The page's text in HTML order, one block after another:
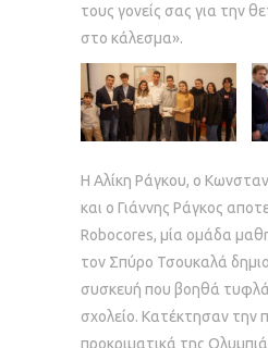
τους γονείς σας για την
στο κάλεσμα».
Η Αλίκη Ράγκου, ο
και ο Γιάννης Ράγκος
Robocores, μία ομάδα
τον Σπύρο Τσουκαλά
συσκευή που βοηθά
σχολείο. Κατέκτησαν
προκριματικά της